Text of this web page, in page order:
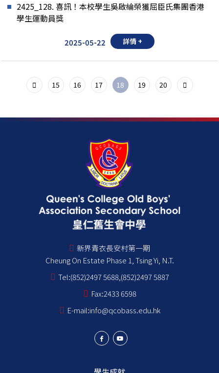
2425_128. 喜訊！本校學生吳啟綸榮獲屈臣氏集團香港
學生運動員獎
2025-05-22 詳情 +
15 16 17 18 19 20
新界青衣長安村第一期
Cheung On Estate Phase 1, Tsing Yi, N.T.
Tel:(852)2497 5688,(852)2497 5887
Fax:2433 6598
E-mail:info@qcobass.edu.hk